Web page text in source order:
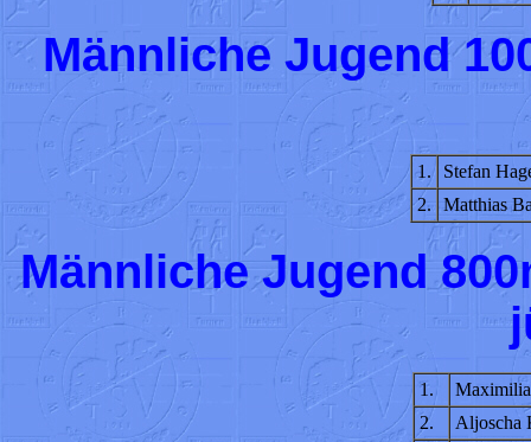
Männliche Jugend
1.
Stefan
2.
Matthias
Männliche Jugend
1.
2.
Aljoscha